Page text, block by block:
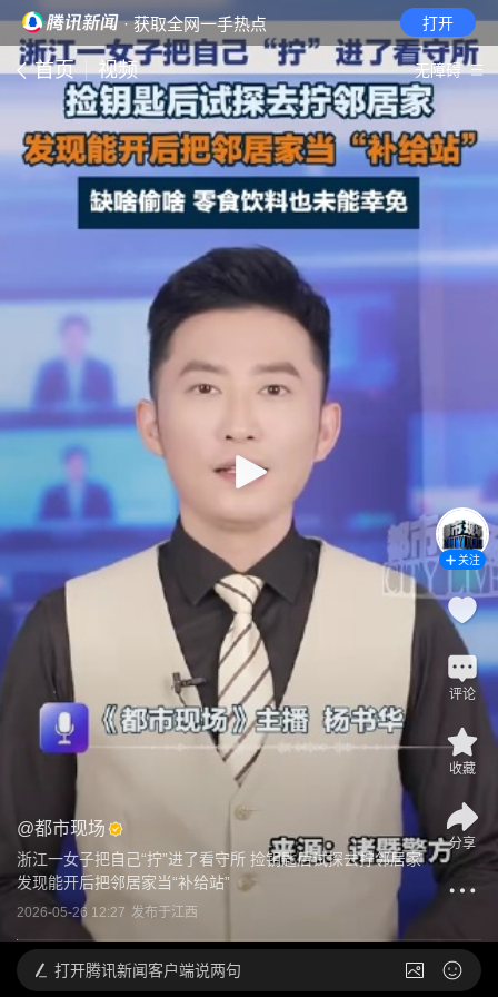
· 获取全网一手热点 打开
首页 视频 无障碍
@都市现场
浙江一女子把自己“拧”进了看守所 捡钥匙后试探去拧邻居家
发现能开后把邻居家当“补给站”
2026-05-26 12:27 发布于江西
关注
评论
收藏
分享
打开腾讯新闻客户端说两句